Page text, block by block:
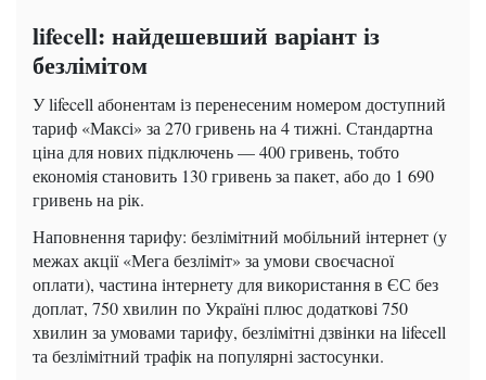
lifecell: найдешевший варіант із
безлімітом
У lifecell абонентам із перенесеним номером доступний
тариф «Максі» за 270 гривень на 4 тижні. Стандартна
ціна для нових підключень — 400 гривень, тобто
економія становить 130 гривень за пакет, або до 1 690
гривень на рік.
Наповнення тарифу: безлімітний мобільний інтернет (у
межах акції «Мега безліміт» за умови своєчасної
оплати), частина інтернету для використання в ЄС без
доплат, 750 хвилин по Україні плюс додаткові 750
хвилин за умовами тарифу, безлімітні дзвінки на lifecell
та безлімітний трафік на популярні застосунки.